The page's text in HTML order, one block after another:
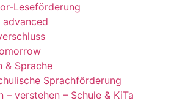
Leseförderung
advanced
& Sprache
Sprachförderung
– verstehen – Schule & KiTa